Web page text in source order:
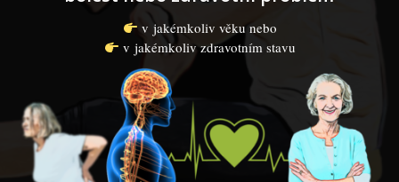
v jakémkoliv věku nebo
v jakémkoliv zdravotním stavu